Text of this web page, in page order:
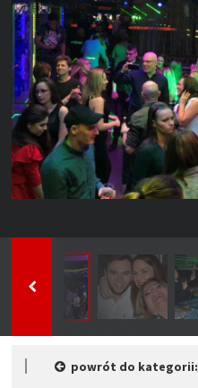
powrót do kategorii: